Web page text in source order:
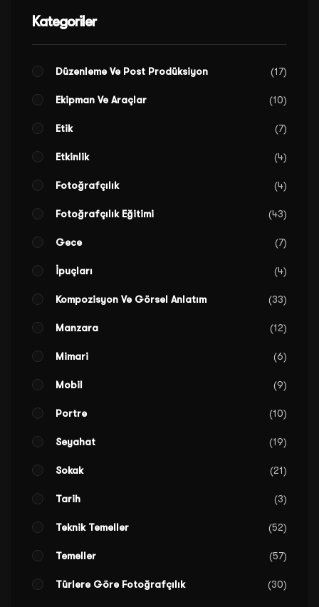
Kategoriler
Düzenleme Ve Post Prodüksiyon 17
Ekipman Ve Araçlar 10
Etik 7
Etkinlik 4
Fotoğrafçılık 4
Fotoğrafçılık Eğitimi 43
Gece 7
İpuçları 4
Kompozisyon Ve Görsel Anlatım 33
Manzara 12
Mimari 6
Mobil 9
Portre 10
Seyahat 19
Sokak 21
Tarih 3
Teknik Temeller 52
Temeller 57
Türlere Göre Fotoğrafçılık 30